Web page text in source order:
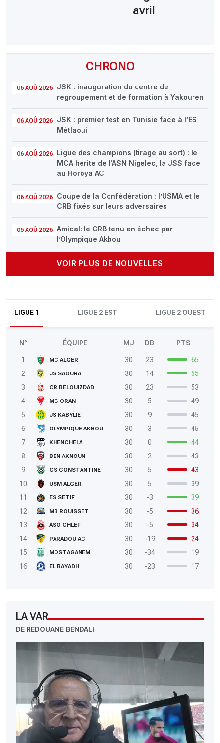
CHRONO
06 AOÛ 2026
JSK : inauguration du centre de
regroupement et de formation à Yakouren
06 AOÛ 2026
JSK : premier test en Tunisie face à l’ES
Métlaoui
06 AOÛ 2026
Ligue des champions (tirage au sort) : le
MCA hérite de l'ASN Nigelec, la JSS face
au Horoya AC
06 AOÛ 2026
Coupe de la Confédération : l’USMA et le
CRB fixés sur leurs adversaires
05 AOÛ 2026
Amical: le CRB tenu en échec par
l’Olympique Akbou
VOIR PLUS DE NOUVELLES
LIGUE 1 LIGUE 2 EST LIGUE 2 OUEST
N° ÉQUIPE MJ DB PTS
1 MC ALGER 30 23
65
2
JS SAOURA 30 14
55
3
CR BELOUIZDAD 30 23
53
4
MC ORAN 30 5
49
5
JS KABYLIE 30 9
45
6
OLYMPIQUE AKBOU 30 3
45
7
KHENCHELA 30 0
44
8
BEN AKNOUN 30 2
43
9
CS CONSTANTINE 30 5
43
10
USM ALGER 30 5
39
11
ES SETIF 30 -3
39
12
MB ROUISSET 30 -5
36
13
ASO CHLEF 30 -5
34
14
PARADOU AC 30 -19
24
15
MOSTAGANEM 30 -34
19
16
EL BAYADH 30 -23 17
LA VAR
DE REDOUANE BENDALI
avril